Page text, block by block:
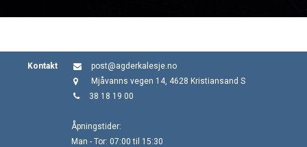
Kontakt
post@agderkalesje.no
Mjåvanns vegen 14, 4628 Kristiansand S
38 18 19 00
Åpningstider:
Man - Tor: 07:00 til 15:30